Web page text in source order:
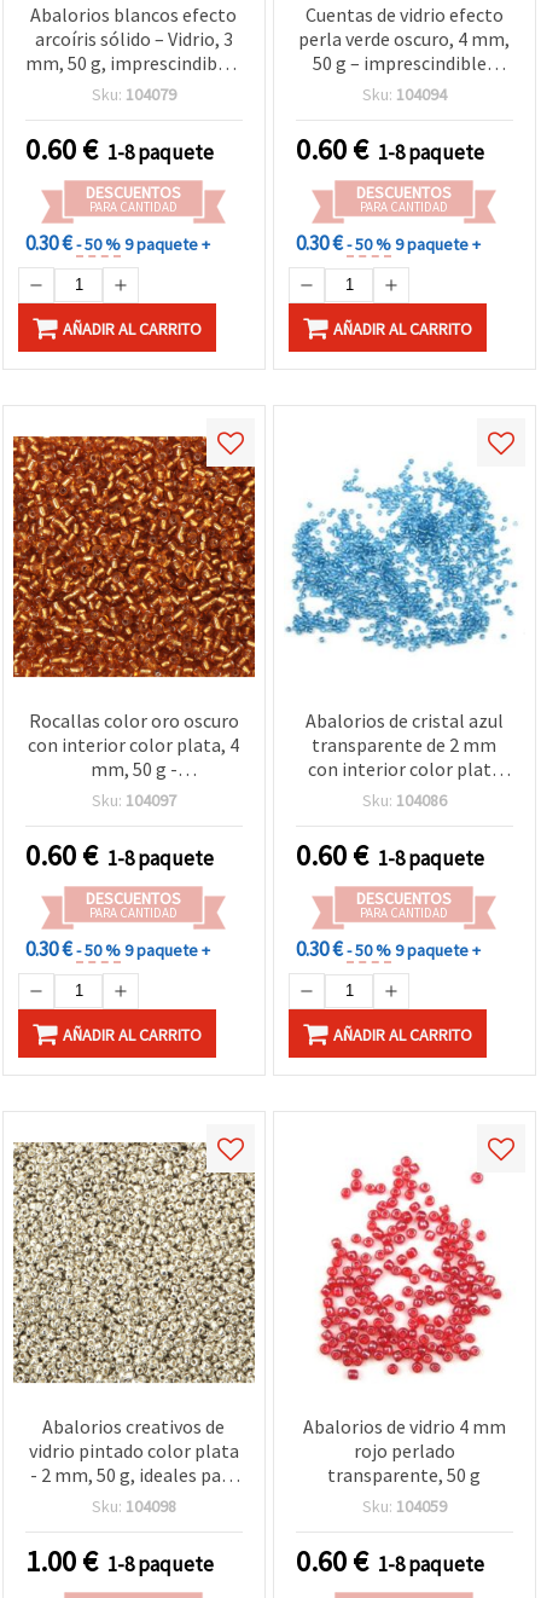
Abalorios blancos efecto
arcoíris sólido – Vidrio, 3
mm, 50 g, imprescindibles
para bisutería DIY,
Sku: 104079
0.60€ 1-8 paquete
DESCUENTOS
PARA CANTIDAD
0.30 €- 50 %9 paquete +
AÑADIR AL CARRITO
Cuentas de vidrio efecto
perla verde oscuro, 4 mm,
50 g – imprescindibles
para bisutería DIY, tejido
manualidades decorativas
Sku: 104094
0.60€ 1-8 paquete
DESCUENTOS
PARA CANTIDAD
0.30 €- 50 %9 paquete +
AÑADIR AL CARRITO
Rocallas color oro oscuro
con interior color plata, 4
mm, 50 g -
imprescindibles para
cuentas y manualidades
Sku: 104097
0.60€ 1-8 paquete
DESCUENTOS
PARA CANTIDAD
0.30 €- 50 %9 paquete +
AÑADIR AL CARRITO
Abalorios de cristal azul
transparente de 2 mm
con interior color plata
brillante – 50 g para
manualidades
Sku: 104086
0.60€ 1-8 paquete
DESCUENTOS
PARA CANTIDAD
0.30 €- 50 %9 paquete +
AÑADIR AL CARRITO
Abalorios creativos de
vidrio pintado color plata
- 2 mm, 50 g, ideales para
bisutería artesanal,
DIY únicas
Sku: 104098
1.00€ 1-8 paquete
Abalorios de vidrio 4 mm
rojo perlado
transparente, 50 g
Sku: 104059
0.60€ 1-8 paquete